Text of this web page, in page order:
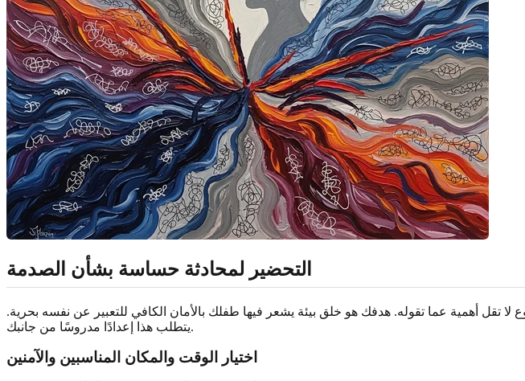
التحضير لمحادثة حساسة بشأن الصدمة
تقل أهمية عما تقوله. هدفك هو خلق بيئة يشعر فيها طفلك بالأمان الكافي للتعبير عن نفسه بحرية.
يتطلب هذا إعدادًا مدروسًا من جانبك.
اختيار الوقت والمكان المناسبين والآمنين